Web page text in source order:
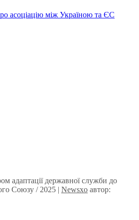
асоціацію між Україною та ЄС
адаптації державної служби до
Союзу / 2025 | Newsxo автор: